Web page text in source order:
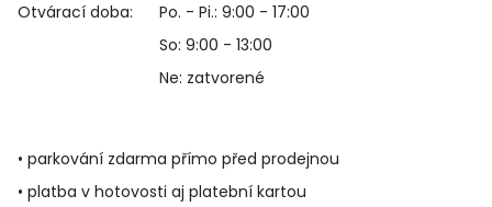
Otvárací doba:
Po. - Pi.: 9:00 - 17:00
So: 9:00 - 13:00
Ne: zatvorené
• parkování zdarma přímo před prodejnou
• platba v hotovosti aj platební kartou